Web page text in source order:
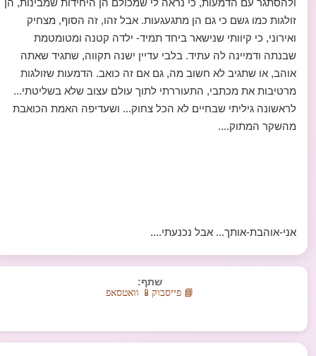
ולהסתגר עם הדמעות, כי נראה לי שמכולם הן היחידות שמבינות, הן
זולגות כמו גשם כי גם הן מתגעגעות. אבל זהו, זה הסוף, מצחיק
ואירוני, כי קיוותי שנישאר ביחד תמיד- ילדה קטנה ומטומטמת
שבנתה ודמיינה לה עתיד. בלבי עדיין ישנה תקווה, שתגיד שאתה
אוהב, או שתגיב לא חשוב מה, גם אם זה כואב. הדמעות שזולגות
מרטיבות את מכתבי, התעוררתי לתוך עולם עצוב שלא בשליטתי...
לראשונה גיליתי שבחיים לא הכל צחוק... ושעדיפה האמת הכואבת
מהשקר המתוק....
אני-אוהבת-אותך... אבל נכנעתי....
שתף:
📘 פייסבוק 📱 וואטסאפ